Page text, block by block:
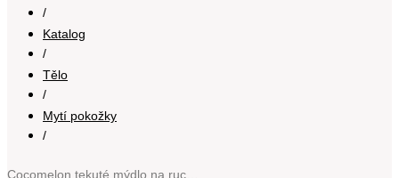
/
Katalog
/
Tělo
/
Mytí pokožky
/